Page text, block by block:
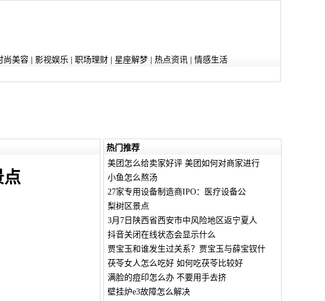
尚美容| 影视娱乐 职场理财| 星座解梦| 热点资讯| 情感生活
点
热门推荐
美团怎么给卖家好评 美团如何对商家进行
小鱼怎么熬汤
27家专用设备制造商IPO：医疗设备公
梨树区景点
3月7日陕西省西安市中风险地区返宁夏人
抖音关闭在线状态会显示什么
贾宝玉和谁发生过关系？贾宝玉与薛宝钗什
茯苓女人怎么吃好 如何吃茯苓比较好
满脸的痘印怎么办 不要用手去挤
壁挂炉e3故障怎么解决